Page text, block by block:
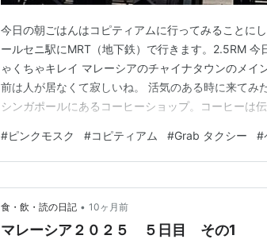
今日の朝ごはんはコピティアムに行ってみることに
ールセニ駅にMRT（地下鉄）で行きます。2.5RM 今
ゃくちゃキレイ マレーシアのチャイナタウンのメイ
前は人が居なくて寂しいね。 活気のある時に来てみ
シンガポールにあるコーヒーショップ。コーヒーは
てるので来たけど混んでる。私たちはカヤトースト
ームされたパンのやつを選んでしまった…
#ピンクモスク #コピティアム #Grab タクシー #
食・飲・読の日記 • 10ヶ月前
マレーシア２０２５ ５日目 その1